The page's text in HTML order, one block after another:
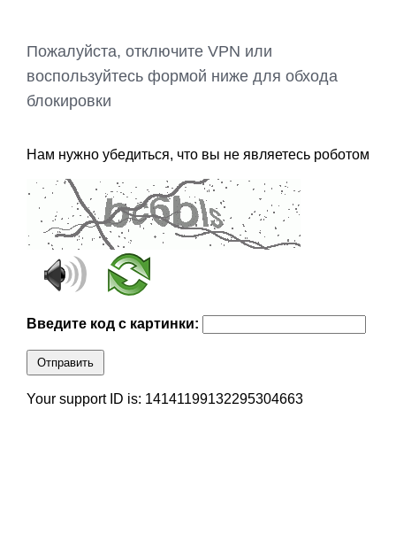
Пожалуйста, отключите VPN или
воспользуйтесь формой ниже для обхода
блокировки
Нам нужно убедиться, что вы не являетесь роботом
Введите код с картинки:
Отправить
Your support ID is: 14141199132295304663